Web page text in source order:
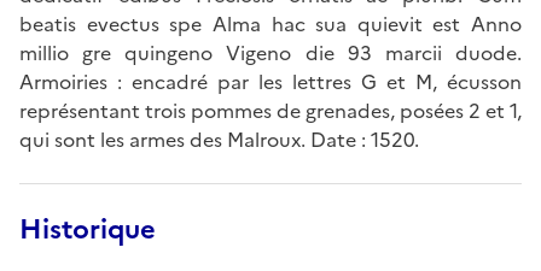
beatis evectus spe Alma hac sua quievit est Anno
millio gre quingeno Vigeno die 93 marcii duode.
Armoiries : encadré par les lettres G et M, écusson
représentant trois pommes de grenades, posées 2 et 1,
qui sont les armes des Malroux. Date : 1520.
Historique